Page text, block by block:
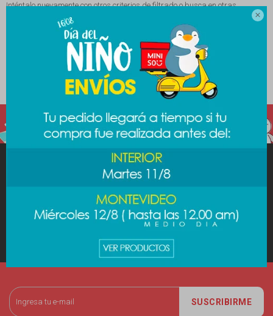

Inténtalo nuevamente con otros criterios de filtrado o busca en otras
secciones de nuestro catálogo.
Hogar Cocina Color: Marrón
SUSCRIBIRME